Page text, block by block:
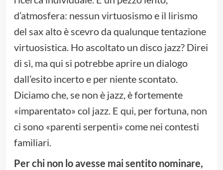
d’atmosfera: nessun virtuosismo e il lirismo
del sax alto è scevro da qualunque tentazione
virtuosistica. Ho ascoltato un disco jazz? Direi
di sì, ma qui si potrebbe aprire un dialogo
dall’esito incerto e per niente scontato.
Diciamo che, se non è jazz, è fortemente
«imparentato» col jazz. E qui, per fortuna, non
ci sono «parenti serpenti» come nei contesti
familiari.
Per chi non lo avesse mai sentito nominare,